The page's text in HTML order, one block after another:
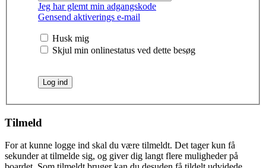
Jeg har glemt min adgangskode
Gensend aktiverings e-mail
Husk mig
Skjul min onlinestatus ved dette besøg
Tilmeld
For at kunne logge ind skal du være tilmeldt. Det tager kun få
sekunder at tilmelde sig, og giver dig langt flere muligheder på